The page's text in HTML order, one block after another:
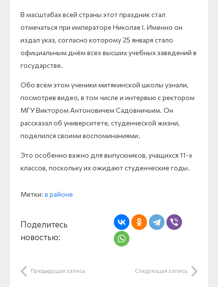
В масштабах всей страны этот праздник стал
отмечаться при императоре Николае I. Именно он
издал указ, согласно которому 25 января стало
официальным днём всех высших учебных заведений в
государстве.
Обо всём этом ученики митякинской школы узнали,
посмотрев видео, в том числе и интервью с ректором
МГУ Виктором Антоновичем Садовничьим. Он
рассказал об университете, студенческой жизни,
поделился своими воспоминаниями.
Это особенно важно для выпускников, учащихся 11-х
классов, поскольку их ожидают студенческие годы.
Метки: в районе
Поделитесь
новостью:
Предыдущая запись Следующая запись